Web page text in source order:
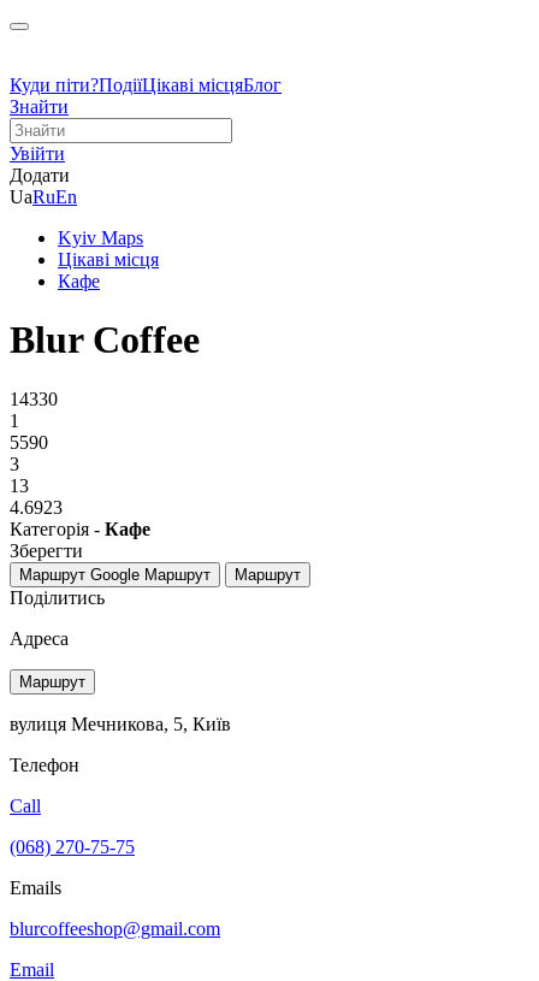
Куди піти?ПодіїЦікаві місцяБлог
Знайти
Увійти
Додати
UaRuEn
Kyiv Maps
Цікаві місця
Кафе
Blur Coffee
14330
1
5590
3
13
4.6923
Категорія - Кафе
Зберегти
Маршрут Google Маршрут Маршрут
Поділитись
Адреса
Маршрут
вулиця Мечникова, 5, Київ
Телефон
Call
(068) 270-75-75
Emails
blurcoffeeshop@gmail.com
Email